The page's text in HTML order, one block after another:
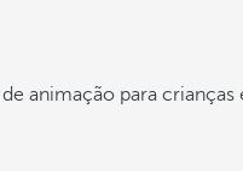
animação para crianças